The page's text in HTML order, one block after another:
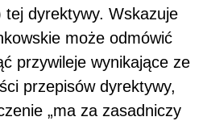
dyrektywy. Wskazuje
może odmówić
przywileje wynikające ze
przepisów dyrektywy,
„ma za zasadniczy